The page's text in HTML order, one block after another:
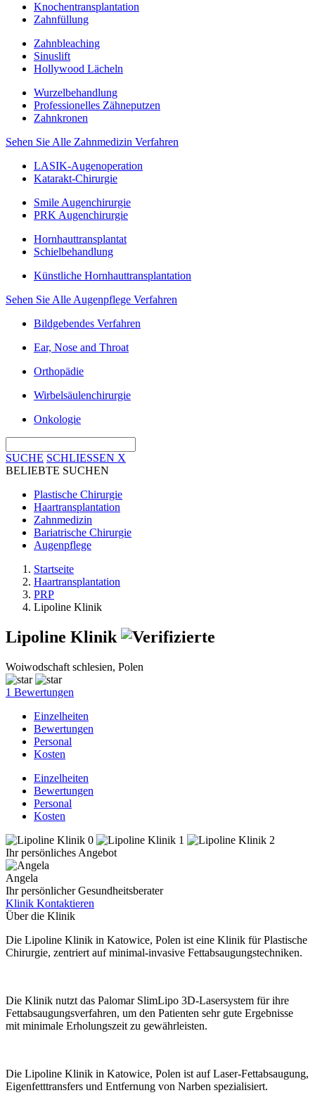
Knochentransplantation
Zahnfüllung
Zahnbleaching
Sinuslift
Hollywood Lächeln
Wurzelbehandlung
Professionelles Zähneputzen
Zahnkronen
Sehen Sie Alle Zahnmedizin Verfahren
LASIK-Augenoperation
Katarakt-Chirurgie
Smile Augenchirurgie
PRK Augenchirurgie
Hornhauttransplantat
Schielbehandlung
Künstliche Hornhauttransplantation
Sehen Sie Alle Augenpflege Verfahren
Bildgebendes Verfahren
Ear, Nose and Throat
Orthopädie
Wirbelsäulenchirurgie
Onkologie
SUCHE SCHLIESSEN X
BELIEBTE SUCHEN
Plastische Chirurgie
Haartransplantation
Zahnmedizin
Bariatrische Chirurgie
Augenpflege
Startseite
Haartransplantation
PRP
Lipoline Klinik
Lipoline Klinik
Woiwodschaft schlesien, Polen
1 Bewertungen
Einzelheiten
Bewertungen
Personal
Kosten
Einzelheiten
Bewertungen
Personal
Kosten
Ihr persönliches Angebot
Angela
Ihr persönlicher Gesundheitsberater
Klinik Kontaktieren
Über die Klinik
Die Lipoline Klinik in Katowice, Polen ist eine Klinik für Plastische
Chirurgie, zentriert auf minimal-invasive Fettabsaugungstechniken.
Die Klinik nutzt das Palomar SlimLipo 3D-Lasersystem für ihre
Fettabsaugungsverfahren, um den Patienten sehr gute Ergebnisse
mit minimale Erholungszeit zu gewährleisten.
Die Lipoline Klinik in Katowice, Polen ist auf Laser-Fettabsaugung,
Eigenfetttransfers und Entfernung von Narben spezialisiert.